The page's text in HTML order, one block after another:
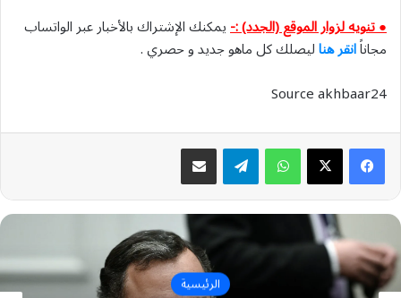
● تنويه لزوار الموقع (الجدد) :-يمكنك الإشتراك بالأخبار عبر الواتساب
مجاناًانقر هناليصلك كل ماهو جديد و حصري .
Source akhbaar24
واتسابتيلقرام مشاركة عبر البريد
الرئيسية